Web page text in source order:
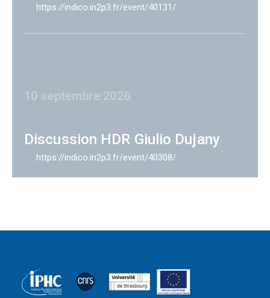
https://indico.in2p3.fr/event/40131/
10 septembre 2026
Discussion HDR Giulio Dujany
https://indico.in2p3.fr/event/40308/